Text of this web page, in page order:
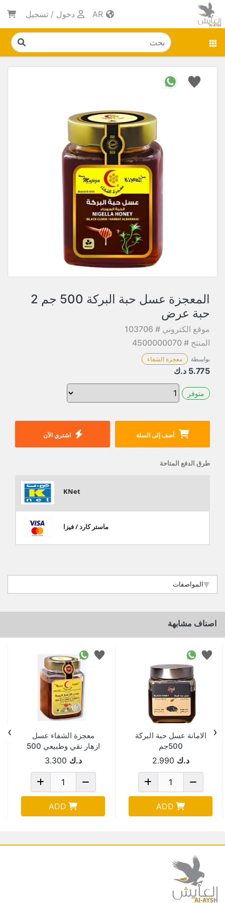
دخول / تسجيل
المعجزة عسل حبة البركة 500 جم 2
حبة عرض
موقع الكتروني # 103706
المنتج # 4500000070
بواسطة معجزة الشفاء
5.775 د.ك
متوفر
أضف إلى السلة اشتري الآن
طرق الدفع المتاحة
KNet
ماستر كارد / فيزا
المواصفات
اصناف مشابهة
الامانة عسل حبة البركة
500جم
د.ك 2.990
ADD
معجزة الشفاء عسل
ازهار نقي وطبيعي 500
جم 2 حبة
د.ك 3.300
ADD
‹
›